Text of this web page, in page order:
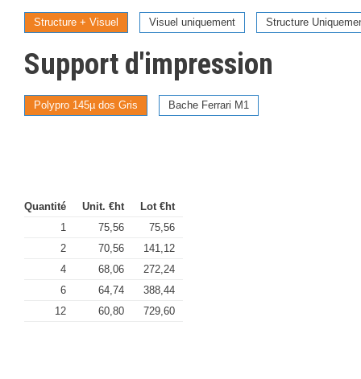
Structure + Visuel Visuel uniquement Structure
Support d'impression
Polypro 145µ dos Gris Bache Ferrari M1
Quantité Unit. €ht
Lot €ht
1
75,56
75,56
2
70,56
141,12
4
68,06
272,24
6
64,74
388,44
12
60,80 729,60